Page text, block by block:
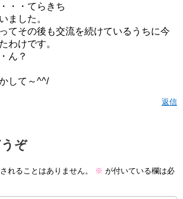
・・てらきち
ました。
てその後も交流を続けているうちに今
わけです。
ん？
して～^^/
返信
ぞ
れることはありません。 ※ が付いている欄は必